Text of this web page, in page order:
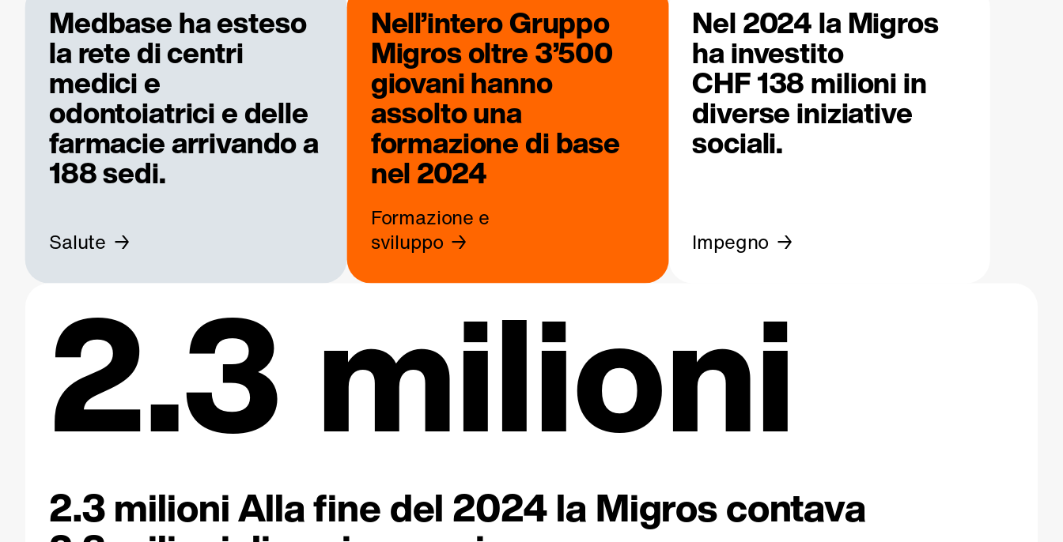
Medbase ha esteso
la rete di centri
medici e
odontoiatrici e delle
farmacie arrivando a
188 sedi.
Salute
Nell’intero Gruppo
Migros oltre 3’500
giovani hanno
assolto una
formazione di base
nel 2024
Formazione e
sviluppo
Nel 2024 la Migros
ha investito
CHF 138 milioni in
diverse iniziative
sociali.
Impegno
2.3 milioni
2.3 milioni Alla fine del 2024 la Migros contava